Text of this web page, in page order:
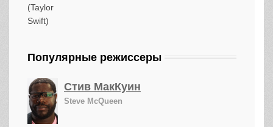
Популярные режиссеры
Стив МакКуин
Steve McQueen